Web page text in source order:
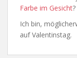
Farbe im Gesicht?
Ich bin,
auf Valentinstag.